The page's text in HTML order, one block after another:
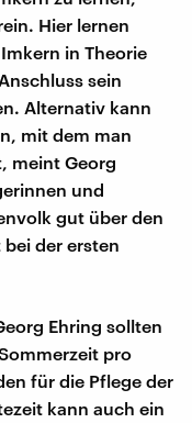
Hier lernen
in Theorie
sein
Alternativ kann
mit dem man
meint Georg
und
gut über den
der ersten
Ehring sollten
pro
für die Pflege der
kann auch ein